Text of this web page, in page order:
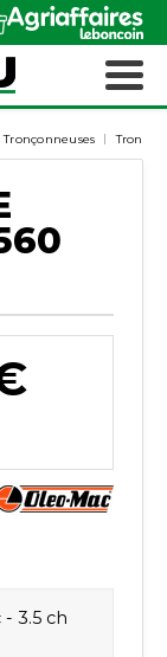
Tronçonneuses
3.5 ch